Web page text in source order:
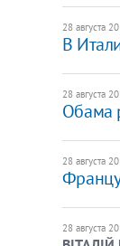
28 августа
В
28 августа
Обама
28 августа
28 августа